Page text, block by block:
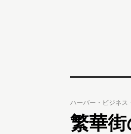
ハーバー・ビジネス
繁華